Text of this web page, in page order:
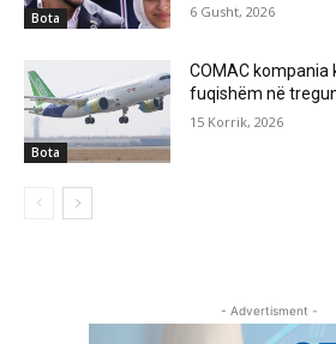
Bota 6 Gusht, 2026
Bota
COMAC kompania
fuqishëm në
15 Korrik, 2026
- Advertisment -